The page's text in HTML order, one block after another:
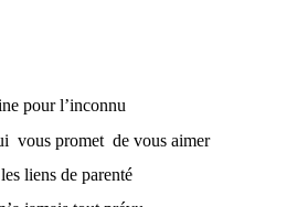
pour l’inconnu
vous promet de vous aimer
liens de parenté